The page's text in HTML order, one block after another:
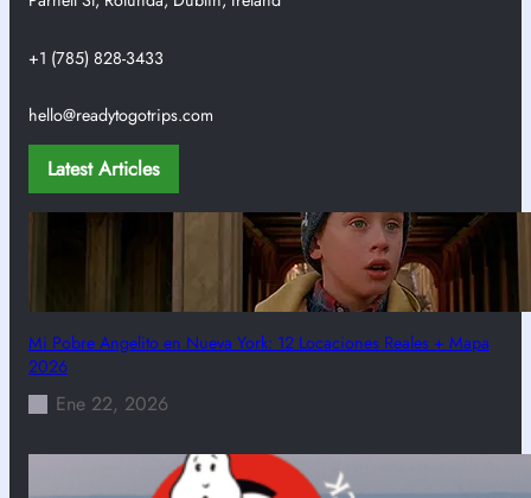
+1 (785) 828-3433
hello@readytogotrips.com
Latest Articles
Mi Pobre Angelito en Nueva York: 12 Locaciones Reales + Mapa
2026
Ene 22, 2026